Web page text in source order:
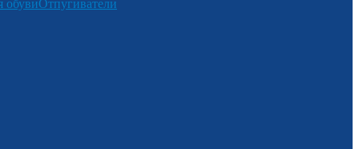
обувиОтпугиватели